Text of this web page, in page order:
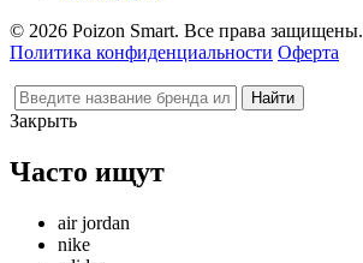
© 2026 Poizon Smart. Все права защищены.
Политика конфиденциальности Оферта
Закрыть
Часто ищут
air jordan
nike